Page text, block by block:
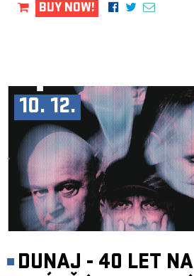
BUY NOW!
10. 12.
DUNAJ - 40 LET NA